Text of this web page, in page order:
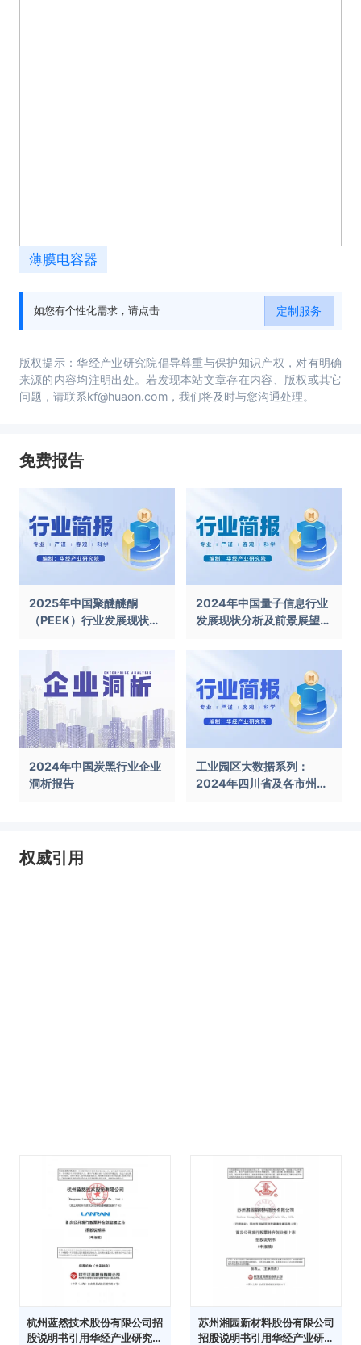
薄膜电容器
如您有个性化需求，请点击 定制服务
版权提示：华经产业研究院倡导尊重与保护知识产权，对有明确
来源的内容均注明出处。若发现本站文章存在内容、版权或其它
问题，请联系kf@huaon.com，我们将及时与您沟通处理。
免费报告
2025年中国聚醚醚酮
（PEEK）行业发展现状及
2024年中国量子信息行业
发展现状分析及前景展望报
2024年中国炭黑行业企业
洞析报告
工业园区大数据系列：
2024年四川省及各市州工
权威引用
杭州蓝然技术股份有限公司招
股说明书引用华经产业研究院
苏州湘园新材料股份有限公司
招股说明书引用华经产业研究